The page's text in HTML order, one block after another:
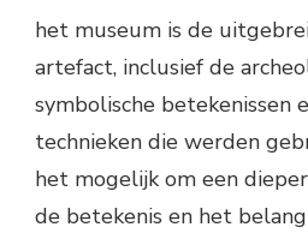
het museum is de
artefact, inclusief de
symbolische betekenissen
technieken die werden
het mogelijk om een
de betekenis en het